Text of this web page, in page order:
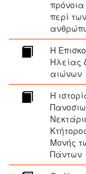
περί των
Η
Ηλείας
αιώνων
Η
Μονής
Πάντων